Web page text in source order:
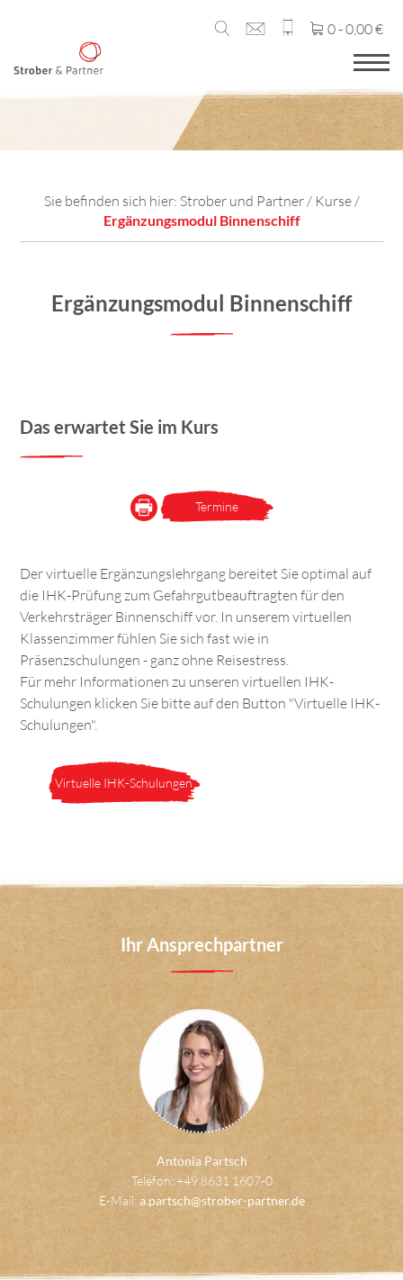
0 -0,00€
Sie befinden sich hier: Strober und Partner/ Kurse/
Ergänzungsmodul Binnenschiff
Ergänzungsmodul Binnenschiff
Das erwartet Sie im Kurs
Termine
Der virtuelle Ergänzungslehrgang bereitet Sie optimal auf
die IHK-Prüfung zum Gefahrgutbeauftragten für den
Verkehrsträger Binnenschiff vor. In unserem virtuellen
Klassenzimmer fühlen Sie sich fast wie in
Präsenzschulungen - ganz ohne Reisestress.
Für mehr Informationen zu unseren virtuellen IHK-
Schulungen klicken Sie bitte auf den Button "Virtuelle IHK-
Schulungen".
Virtuelle IHK-Schulungen
Ihr Ansprechpartner
Antonia Partsch
Telefon: +49 8631 1607-0
E-Mail:a.partsch@strober-partner.de